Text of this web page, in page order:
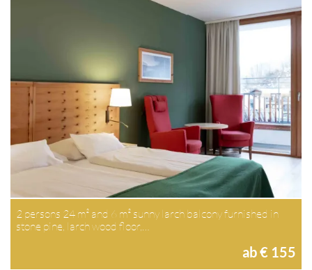
2 persons 24 m² and 6 m² sunny larch balcony furnished in
stone pine, larch wood floor,…
ab € 155